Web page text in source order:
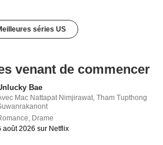
séries US
venant de commencer
Bae
Mac Nattapat Nimjirawat ,Tham Tupthong
Drame
août 2026 sur Netflix